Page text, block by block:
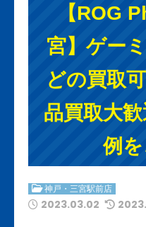
【ROG
宮】ゲー
どの買取
品買取大
例
神戸・三宮駅前店
2023.03.02